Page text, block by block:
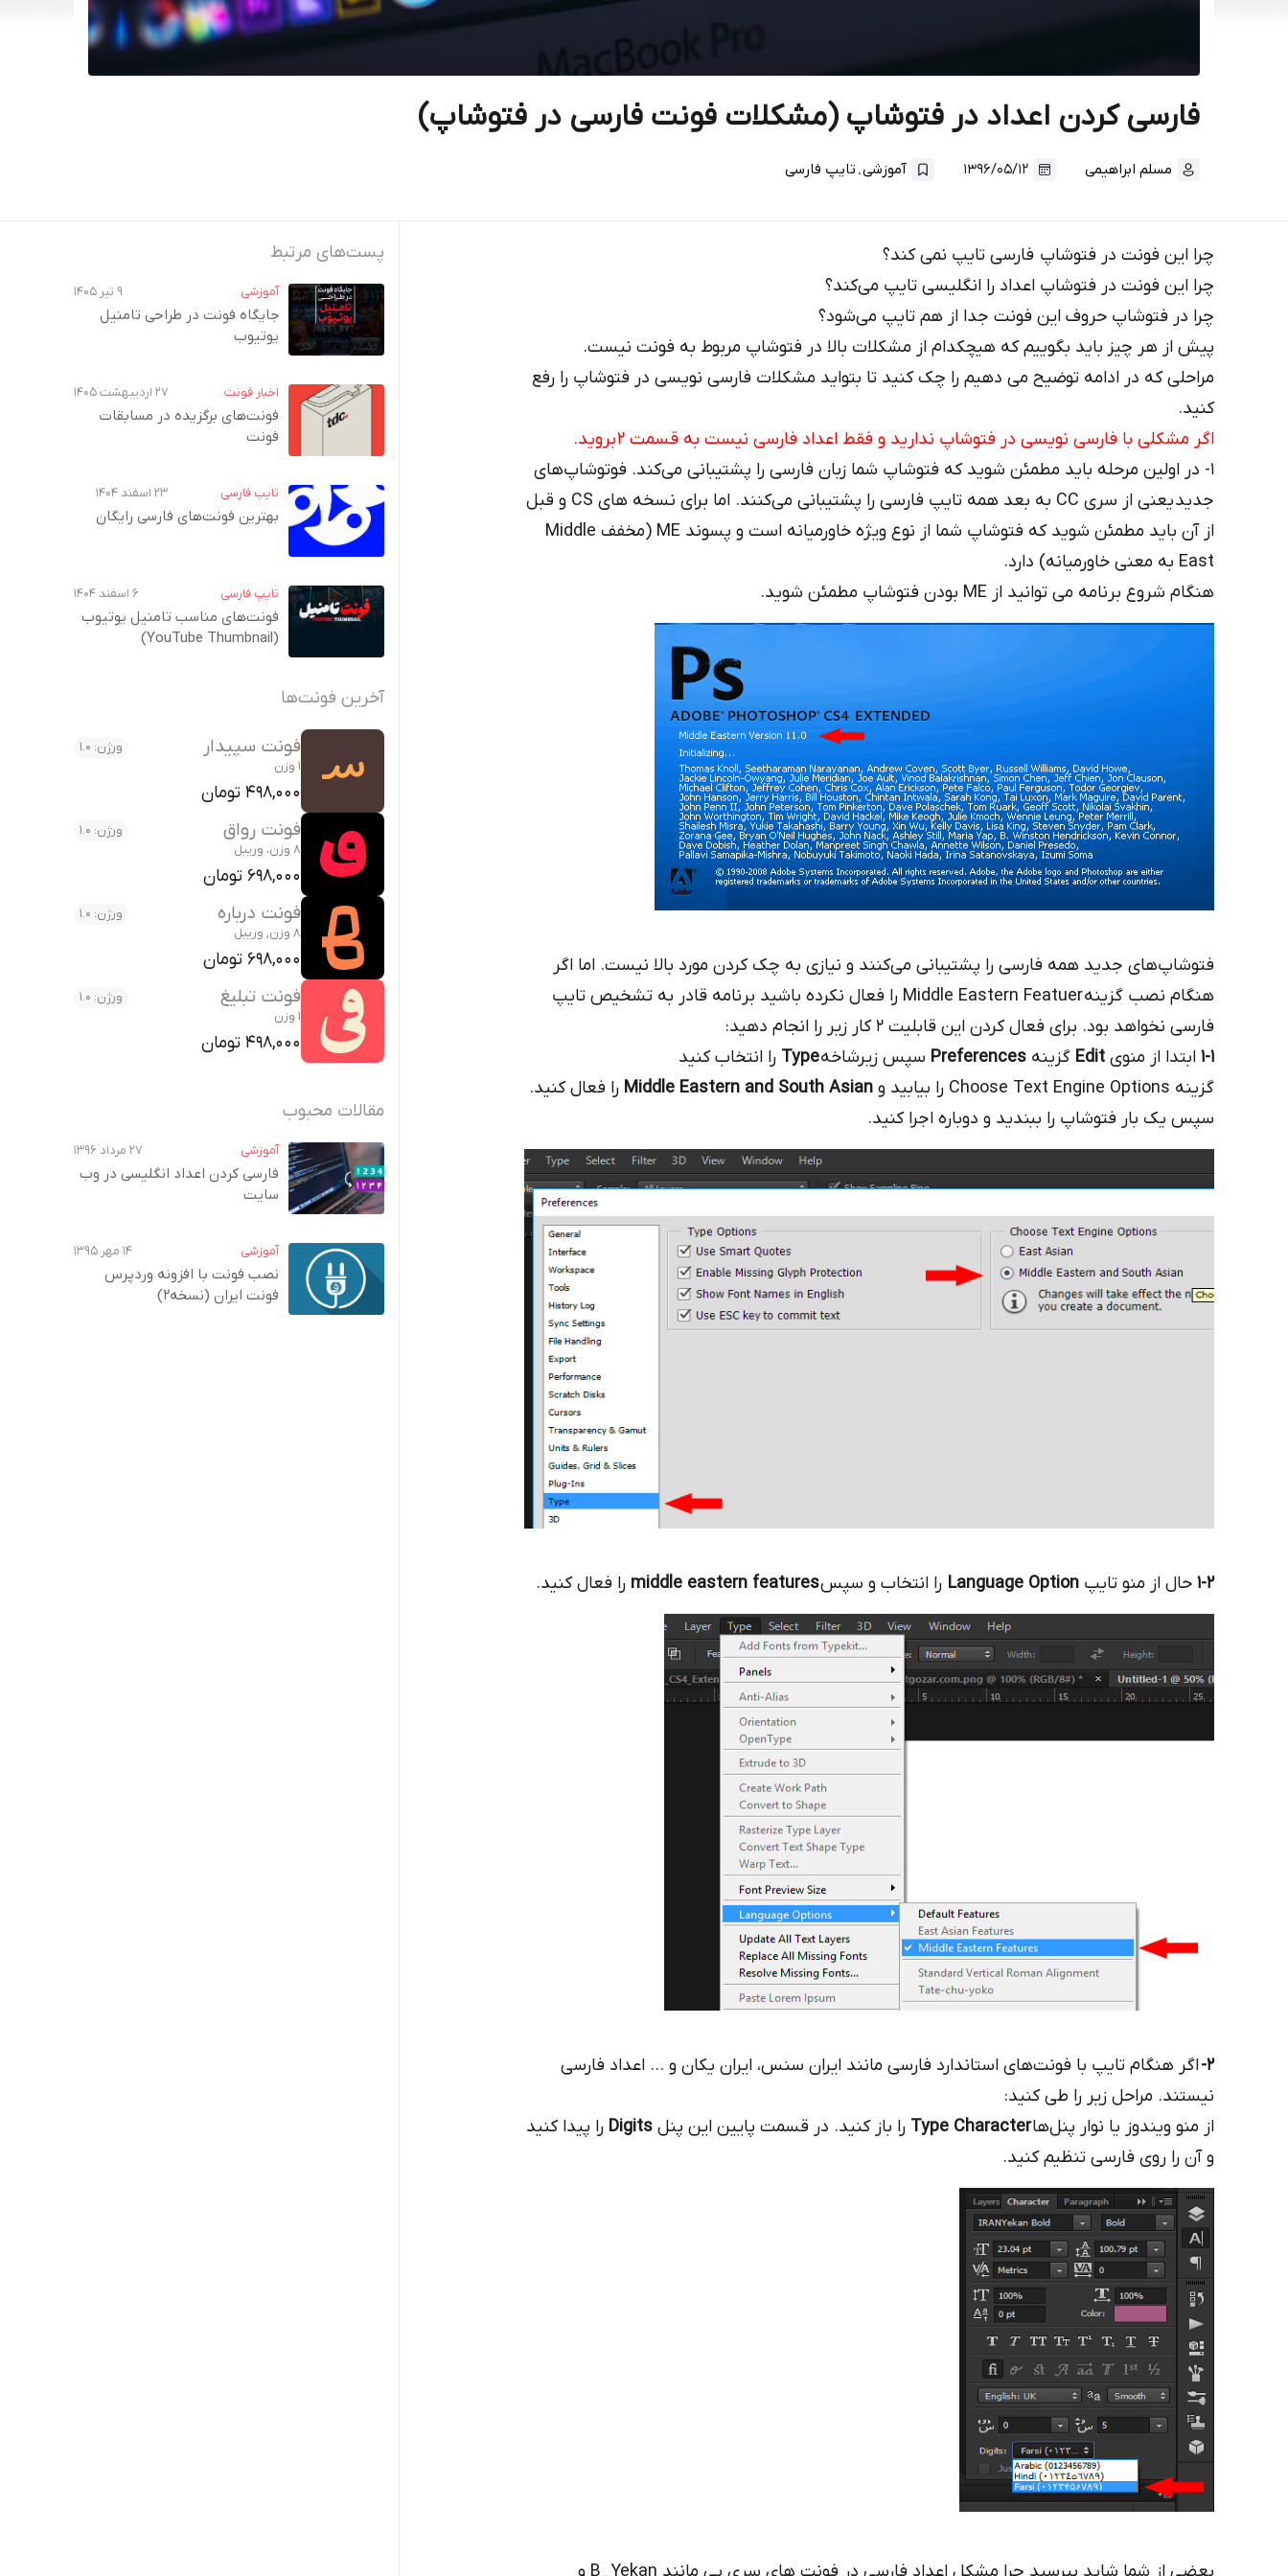
فارسی کردن اعداد در فتوشاپ (مشکلات فونت فارسی در فتوشاپ)
مسلم ابراهیمی ۱۳۹۶/۰۵/۱۲ آموزشی. تایپ فارسی
چرا این فونت در فتوشاپ فارسی تایپ نمی کند؟
چرا این فونت در فتوشاپ اعداد را انگلیسی تایپ می‌کند؟
چرا در فتوشاپ حروف این فونت جدا از هم تایپ می‌شود؟
پیش از هر چیز باید بگوییم که هیچکدام از مشکلات بالا در فتوشاپ مربوط به فونت نیست.
مراحلی که در ادامه توضیح می دهیم را چک کنید تا بتواید مشکلات فارسی نویسی در فتوشاپ را رفع
کنید.
اگر مشکلی با فارسی نویسی در فتوشاپ ندارید و فقط اعداد فارسی نیست به قسمت ۲ بروید.
۱- در اولین مرحله باید مطمئن شوید که فتوشاپ شما زبان فارسی را پشتیبانی می‌کند. فوتوشاپ‌های
جدید یعنی از سری CC به بعد همه تایپ فارسی را پشتیبانی می‌کنند. اما برای نسخه های CS و قبل
از آن باید مطمئن شوید که فتوشاپ شما از نوع ویژه خاورمیانه است و پسوند ME (مخفف Middle
East به معنی خاورمیانه) دارد.
هنگام شروع برنامه می توانید از ME بودن فتوشاپ مطمئن شوید.
فتوشاپ‌های جدید همه فارسی را پشتیبانی می‌کنند و نیازی به چک کردن مورد بالا نیست. اما اگر
هنگام نصب گزینه Middle Eastern Featuer را فعال نکرده باشید برنامه قادر به تشخیص تایپ
فارسی نخواهد بود. برای فعال کردن این قابلیت ۲ کار زیر را انجام دهید:
1-1 ابتدا از منوی Edit گزینه Preferences سپس زیرشاخهType را انتخاب کنید
گزینه Choose Text Engine Options را بیابید و
Middle Eastern and South Asian را فعال کنید.
سپس یک بار فتوشاپ را ببندید و دوباره اجرا کنید.
1-2 حال از منو تایپ Language Option را انتخاب و سپسmiddle eastern features را فعال کنید.
2- اگر هنگام تایپ با فونت‌های استاندارد فارسی مانند ایران سنس، ایران یکان و … اعداد فارسی
نیستند. مراحل زیر را طی کنید:
از منو ویندوز یا نوار پنل‌هاType Character را باز کنید. در قسمت پایین این پنل Digits را پیدا کنید
و آن را روی فارسی تنظیم کنید.
بعضی از شما شاید بپرسید چرا مشکل اعداد فارسی در فونت های سری بی مانند B_Yekan و
پست‌های مرتبط
آموزشی ۹ تیر ۱۴۰۵
جایگاه فونت در طراحی تامنیل
یوتیوب
اخبار فونت ۲۷ اردیبهشت ۱۴۰۵
فونت‌های برگزیده در مسابقات
فونت
تایپ فارسی ۲۳ اسفند ۱۴۰۴
بهترین فونت‌های فارسی رایگان
تایپ فارسی ۶ اسفند ۱۴۰۴
فونت‌های مناسب تامنیل یوتیوب
(YouTube Thumbnail)
آخرین فونت‌ها
فونت سپیدار
ورژن: 1.0
1 وزن
498,000 تومان
فونت رواق
ورژن: 1.0
8 وزن، وریبل
698,000 تومان
فونت درباره
ورژن: 1.0
8 وزن, وریبل
698,000 تومان
فونت تبلیغ
ورژن: 1.0
1 وزن
498,000 تومان
مقالات محبوب
آموزشی ۲۷ مرداد ۱۳۹۶
فارسی کردن اعداد انگلیسی در وب‌
سایت
آموزشی ۱۴ مهر ۱۳۹۵
نصب فونت با افزونه وردپرس
فونت ایران (نسخه2)